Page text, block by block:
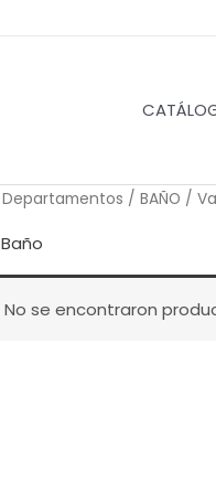
Departamentos / BAÑO /
No se encontraron